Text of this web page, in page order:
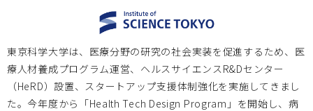
医療センターBi-AMPSが出展します。開発中の製品等を展
示いたします。鳥取大学の開発中の製品もご紹介します。
岡山大学 2025.09.11
東京科学大学は、医療分野の研究の社会実装を促進するため、医
療人材養成プログラム運営、ヘルスサイエンスR&Dセンター
（HeRD）設置、スタートアップ支援体制強化を実施してきまし
た。今年度から「Health Tech Design Program」を開始し、病